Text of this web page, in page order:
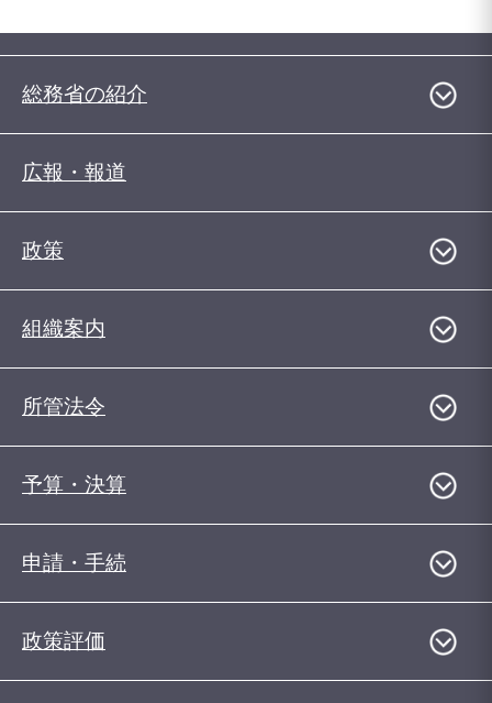
総務省の紹介
広報・報道
政策
組織案内
所管法令
予算・決算
申請・手続
政策評価